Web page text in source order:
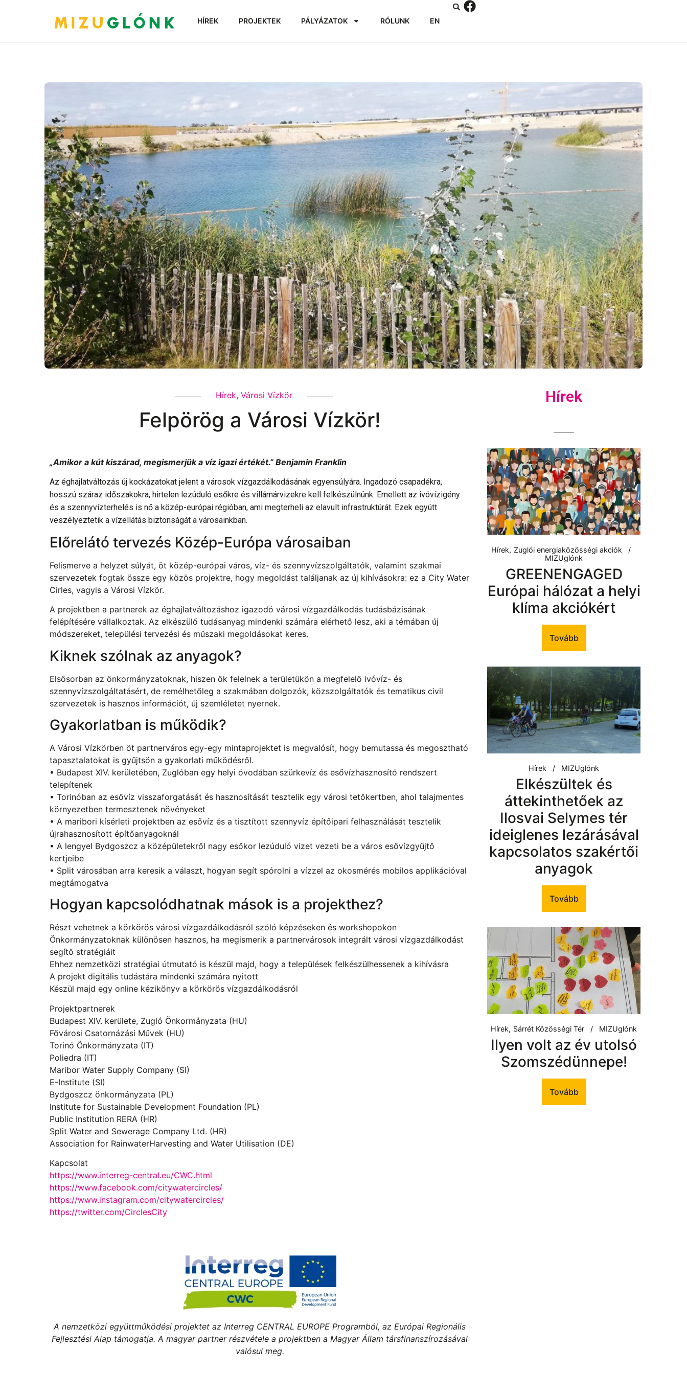
HÍREK PROJEKTEK PÁLYÁZATOK RÓLUNK EN
Hírek, Városi Vízkör
Felpörög a Városi Vízkör!
„Amikor a kút kiszárad, megismerjük a víz igazi értékét.” Benjamin Franklin
Az éghajlatváltozás új kockázatokat jelent a városok vízgazdálkodásának egyensúlyára. Ingadozó csapadékra,
hosszú száraz időszakokra, hirtelen lezúduló esőkre és villámárvizekre kell felkészülnünk. Emellett az ivóvízigény
és a szennyvízterhelés is nő a közép-európai régióban, ami megterheli az elavult infrastruktúrát. Ezek együtt
veszélyeztetik a vízellátás biztonságát a városainkban.
Előrelátó tervezés Közép-Európa városaiban
Felismerve a helyzet súlyát, öt közép-európai város, víz- és szennyvízszolgáltatók, valamint szakmai
szervezetek fogtak össze egy közös projektre, hogy megoldást találjanak az új kihívásokra: ez a City Water
Cirles, vagyis a Városi Vízkör.
A projektben a partnerek az éghajlatváltozáshoz igazodó városi vízgazdálkodás tudásbázisának
felépítésére vállalkoztak. Az elkészülő tudásanyag mindenki számára elérhető lesz, aki a témában új
módszereket, települési tervezési és műszaki megoldásokat keres.
Kiknek szólnak az anyagok?
Elsősorban az önkormányzatoknak, hiszen ők felelnek a területükön a megfelelő ivóvíz- és
szennyvízszolgáltatásért, de remélhetőleg a szakmában dolgozók, közszolgáltatók és tematikus civil
szervezetek is hasznos információt, új szemléletet nyernek.
Gyakorlatban is működik?
A Városi Vízkörben öt partnerváros egy-egy mintaprojektet is megvalósít, hogy bemutassa és megosztható
tapasztalatokat is gyűjtsön a gyakorlati működésről.
• Budapest XIV. kerületében, Zuglóban egy helyi óvodában szürkevíz és esővízhasznosító rendszert
telepítenek
• Torinóban az esővíz visszaforgatását és hasznosítását tesztelik egy városi tetőkertben, ahol talajmentes
környezetben termesztenek növényeket
• A maribori kísérleti projektben az esővíz és a tisztított szennyvíz építőipari felhasználását tesztelik
újrahasznosított építőanyagoknál
• A lengyel Bydgoszcz a középületekről nagy esőkor lezúduló vizet vezeti be a város esővízgyűjtő
kertjeibe
• Split városában arra keresik a választ, hogyan segít spórolni a vízzel az okosmérés mobilos applikációval
megtámogatva
Hogyan kapcsolódhatnak mások is a projekthez?
Részt vehetnek a körkörös városi vízgazdálkodásról szóló képzéseken és workshopokon
Önkormányzatoknak különösen hasznos, ha megismerik a partnervárosok integrált városi vízgazdálkodást
segítő stratégiáit
Ehhez nemzetközi stratégiai útmutató is készül majd, hogy a települések felkészülhessenek a kihívásra
A projekt digitális tudástára mindenki számára nyitott
Készül majd egy online kézikönyv a körkörös vízgazdálkodásról
Projektpartnerek
Budapest XIV. kerülete, Zugló Önkormányzata (HU)
Fővárosi Csatornázási Művek (HU)
Torinó Önkormányzata (IT)
Poliedra (IT)
Maribor Water Supply Company (SI)
E-Institute (SI)
Bydgoszcz önkormányzata (PL)
Institute for Sustainable Development Foundation (PL)
Public Institution RERA (HR)
Split Water and Sewerage Company Ltd. (HR)
Association for RainwaterHarvesting and Water Utilisation (DE)
Kapcsolat
https://www.interreg-central.eu/CWC.html
https://www.facebook.com/citywatercircles/
https://www.instagram.com/citywatercircles/
https://twitter.com/CirclesCity
A nemzetközi együttműködési projektet az Interreg CENTRAL EUROPE Programból, az Európai Regionális
Fejlesztési Alap támogatja. A magyar partner részvétele a projektben a Magyar Állam társfinanszírozásával
valósul meg.
Hírek
Hírek Zuglói energiaközösségi akciók
MIZUglónk
GREENENGAGED
Európai hálózat a helyi
klíma akciókért
Tovább
Hírek MIZUglónk
Elkészültek és
áttekinthetőek az
Ilosvai Selymes tér
ideiglenes lezárásával
kapcsolatos szakértői
anyagok
Tovább
Hírek Sárrét Közösségi Tér MIZUglónk
Ilyen volt az év utolsó
Szomszédünnepe!
Tovább